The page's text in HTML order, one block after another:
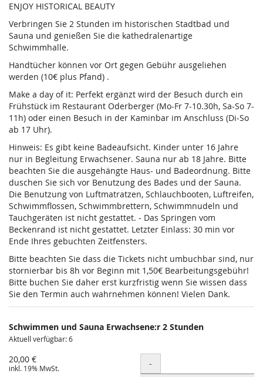
ENJOY HISTORICAL BEAUTY
Verbringen Sie 2 Stunden im historischen Stadtbad und
Sauna und genießen Sie die kathedralenartige
Schwimmhalle.
Handtücher können vor Ort gegen Gebühr ausgeliehen
werden (10€ plus Pfand) .
Make a day of it: Perfekt ergänzt wird der Besuch durch ein
Frühstück im Restaurant Oderberger (Mo-Fr 7-10.30h, Sa-So 7-
11h) oder einen Besuch in der Kaminbar im Anschluss (Di-So
ab 17 Uhr).
Hinweis: Es gibt keine Badeaufsicht. Kinder unter 16 Jahre
nur in Begleitung Erwachsener. Sauna nur ab 18 Jahre. Bitte
beachten Sie die ausgehängte Haus- und Badeordnung. Bitte
duschen Sie sich vor Benutzung des Bades und der Sauna.
Die Benutzung von Luftmatratzen, Schlauchbooten, Luftreifen,
Schwimmflossen, Schwimmbrettern, Schwimmnudeln und
Tauchgeräten ist nicht gestattet. - Das Springen vom
Beckenrand ist nicht gestattet. Letzter Einlass: 30 min vor
Ende Ihres gebuchten Zeitfensters.
Bitte beachten Sie dass die Tickets nicht umbuchbar sind, nur
stornierbar bis 8h vor Beginn mit 1,50€ Bearbeitungsgebühr!
Bitte buchen Sie daher erst kurzfristig wenn Sie wissen dass
Sie den Termin auch wahrnehmen können! Vielen Dank.
Schwimmen und Sauna Erwachsene:r 2 Stunden
Aktuell verfügbar: 6
20,00 €
inkl. 19% MwSt. Menge
-